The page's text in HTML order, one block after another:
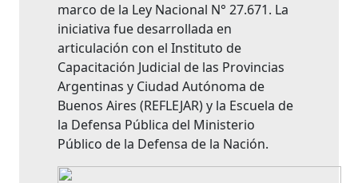
marco de la Ley Nacional N° 27.671. La
iniciativa fue desarrollada en
articulación con el Instituto de
Capacitación Judicial de las Provincias
Argentinas y Ciudad Autónoma de
Buenos Aires (REFLEJAR) y la Escuela de
la Defensa Pública del Ministerio
Público de la Defensa de la Nación.